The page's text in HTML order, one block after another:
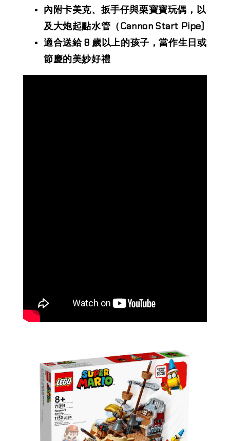
內附卡美克、扳手仔與栗寶寶玩偶，以
及大炮起點水管（Cannon Start Pipe)
適合送給 8 歲以上的孩子，當作生日或
節慶的美妙好禮